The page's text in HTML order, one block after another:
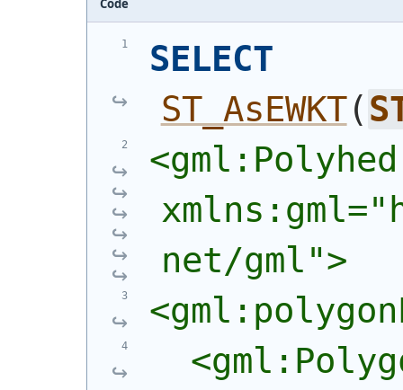
Code
SELECT
ST_AsEWKT(
net/gml">